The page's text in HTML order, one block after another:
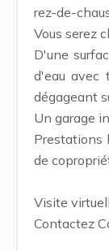
rez-de-
Vous serez
D'une
d'eau avec
dégageant
Un garage
Prestations
de
Visite
Contactez